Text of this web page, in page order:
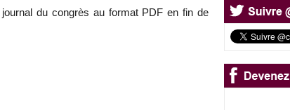
du congrès au format PDF en fin de